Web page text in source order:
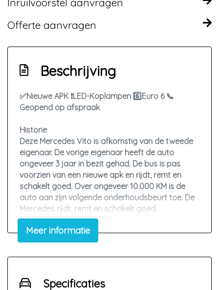
Offerte aanvragen
Beschrijving
✅Nieuwe APK ❗LED-Koplampen 6️⃣Euro 6 📞
Geopend op afspraak
Historie
Deze Mercedes Vito is afkomstig van de tweede
eigenaar. De vorige eigenaar heeft de auto
ongeveer 3 jaar in bezit gehad. De bus is pas
voorzien van een nieuwe apk en rijdt, remt en
schakelt goed. Over ongeveer 10.000 KM is de
auto aan zijn volgende onderhoudsbeurt toe. De
Mercedes rijdt, remt en schakelt goed.
Staat
De Vito is een mooie auto om te zien. Rondom zijn
de motorkap. Het interieur is in nette staat. Alleen
op het stuur is slijtage zichtbaar.
Meer informatie
Specificaties